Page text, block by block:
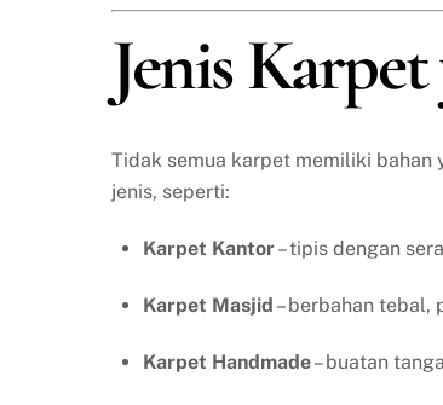
Jenis
Tidak semua karpet memiliki bahan
jenis, seperti:
Karpet Kantor– tipis dengan
Karpet Masjid – berbahan tebal,
Karpet Handmade– buatan